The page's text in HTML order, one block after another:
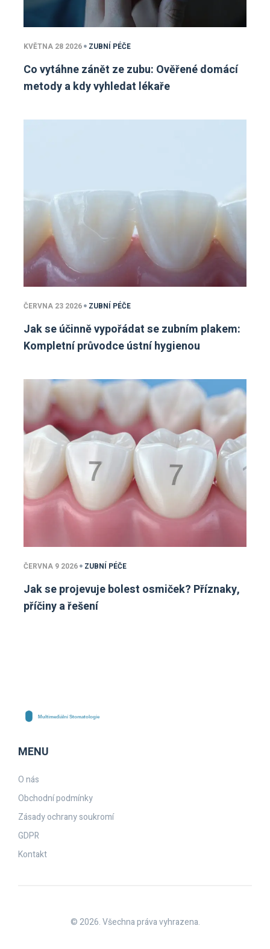
KVĚTNA 28 2026 ZUBNÍ PÉČE
Co vytáhne zánět ze zubu: Ověřené domácí
metody a kdy vyhledat lékaře
ČERVNA 23 2026 ZUBNÍ PÉČE
Jak se účinně vypořádat se zubním plakem:
Kompletní průvodce ústní hygienou
ČERVNA 9 2026 ZUBNÍ PÉČE
Jak se projevuje bolest osmiček? Příznaky,
příčiny a řešení
MENU
O nás
Obchodní podmínky
Zásady ochrany soukromí
GDPR
Kontakt
© 2026. Všechna práva vyhrazena.